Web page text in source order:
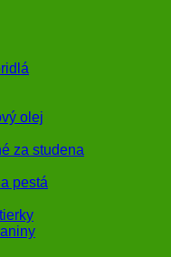
olej
za studena
pestá